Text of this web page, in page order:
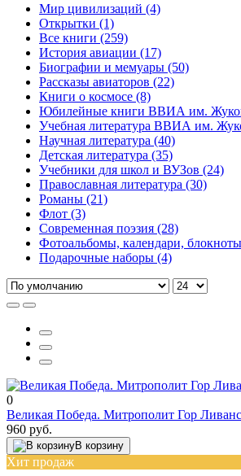
Мир цивилизаций (4)
Открытки (1)
Все книги (259)
История авиации (17)
Биографии и мемуары (50)
Рассказы авиаторов (22)
Книги о космосе (8)
Юбилейные книги ВВИА им.
Учебная литература ВВИА им.
Научная литература (40)
Детская литература (35)
Учебники для школ и ВУЗов (24)
Православная литература (30)
Романы (21)
Флот (3)
Современная поэзия (28)
Фотоальбомы, календари,
Подарочные наборы (4)
0
Великая Победа. Митрополит Гор
960 руб.
В корзину
Хит продаж